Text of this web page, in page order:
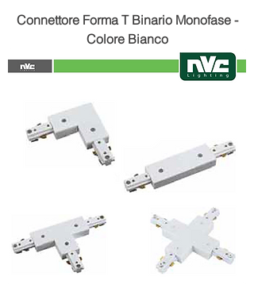
Connettore Forma T Binario Monofase -
Colore Bianco